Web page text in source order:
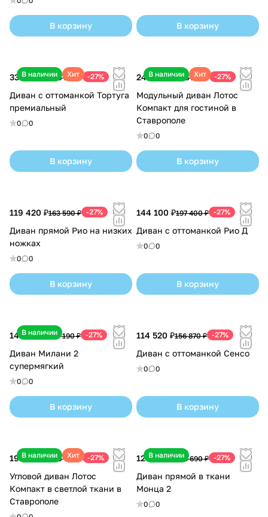
замечания клиентов, а свой конструкторский
отдел позволяет разрабатывать модели
В корзину В корзину
В наличии Хит
335 950 ₽460 210 ₽ -27%
Диван с оттоманкой Тортуга
премиальный
0 0
В корзину
В наличии Хит
245 430 ₽336 210 ₽ -27%
Модульный диван Лотос
Компакт для гостиной в
Ставрополе
0 0
В корзину
119 420 ₽163 590 ₽ -27%
Диван прямой Рио на низких
ножках
0 0
В корзину
144 100 ₽197 400 ₽ -27%
Диван с оттоманкой Рио Д
0 0
В корзину
В наличии
143 950 ₽197 190 ₽ -27%
Диван Милани 2
супермягкий
0 0
В корзину
114 520 ₽156 870 ₽ -27%
Диван с оттоманкой Сенсо
0 0
В корзину
В наличии Хит
190 250 ₽260 610 ₽ -27%
Угловой диван Лотос
Компакт в светлой ткани в
Ставрополе
В наличии
120 950 ₽165 690 ₽ -27%
Диван прямой в ткани
Монца 2
0 0